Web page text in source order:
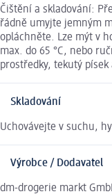
Čištění a skladování:
řádně umyjte jemným
opláchněte. Lze mýt v
max. do 65 °C, nebo
prostředky, tekutý
Skladování
Uchovávejte v suchu,
Výrobce / Dodavatel
dm-drogerie markt